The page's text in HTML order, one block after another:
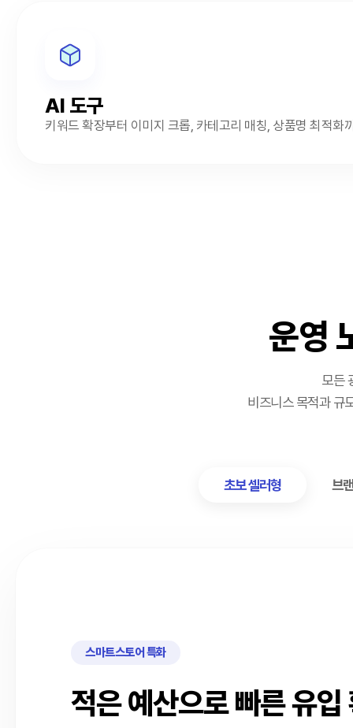
AI 도구
키워드 확장부터 이미지 크롭, 카테고리 매칭, 상품명 최적
운영
모든
비즈니스 목적과 규
초보 셀러형 브
스마트스토어 특화
적은 예산으로 빠른 유입